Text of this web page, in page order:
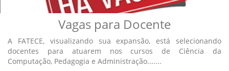
Vagas para Docente
A FATECE, visualizando sua expansão, está selecionando
docentes para atuarem nos cursos de Ciência da
Computação, Pedagogia e Administração.......